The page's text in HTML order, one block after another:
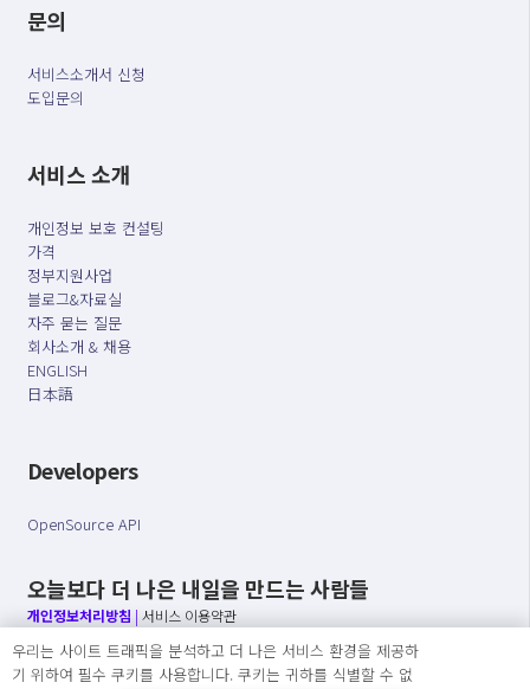
문의
서비스소개서 신청
도입문의
서비스 소개
개인정보 보호 컨설팅
가격
정부지원사업
블로그&자료실
자주 묻는 질문
회사소개 & 채용
ENGLISH
日本語
Developers
OpenSource API
오늘보다 더 나은 내일을 만드는 사람들
개인정보처리방침 | 서비스 이용약관
○ 개인정보보호 컴플라이언스를 선도하겠습니다.
우리는 사이트 트래픽을 분석하고 더 나은 서비스 환경을 제공하
기 위하여 필수 쿠키를 사용합니다. 쿠키는 귀하를 식별할 수 없